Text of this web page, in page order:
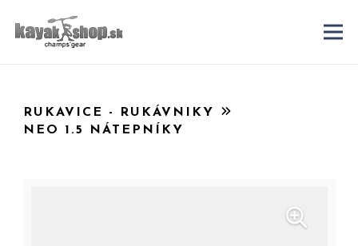
RUKAVICE - RUKÁVNIKY
NEO 1.5 NÁTEPNÍKY